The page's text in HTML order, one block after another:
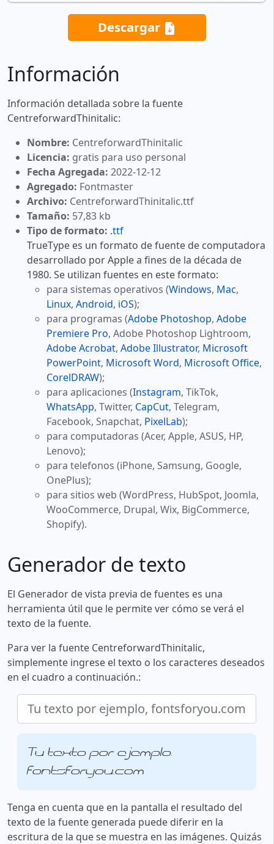
Descargar
Información
Información detallada sobre la fuente
CentreforwardThinitalic:
Nombre: CentreforwardThinitalic
Licencia: gratis para uso personal
Fecha Agregada: 2022-12-12
Agregado: Fontmaster
Archivo: CentreforwardThinitalic.ttf
Tamaño: 57,83 kb
Tipo de formato: .ttf
TrueType es un formato de fuente de computadora
desarrollado por Apple a fines de la década de
1980. Se utilizan fuentes en este formato:
para sistemas operativos (Windows, Mac,
Linux, Android, iOS);
para programas (Adobe Photoshop, Adobe
Premiere Pro, Adobe Photoshop Lightroom,
Adobe Acrobat, Adobe Illustrator, Microsoft
PowerPoint, Microsoft Word, Microsoft Office,
CorelDRAW);
para aplicaciones (Instagram, TikTok,
WhatsApp, Twitter, CapCut, Telegram,
Facebook, Snapchat, PixelLab);
para computadoras (Acer, Apple, ASUS, HP,
Lenovo);
para telefonos (iPhone, Samsung, Google,
OnePlus);
para sitios web (WordPress, HubSpot, Joomla,
WooCommerce, Drupal, Wix, BigCommerce,
Shopify).
Generador de texto
El Generador de vista previa de fuentes es una
herramienta útil que le permite ver cómo se verá el
texto de la fuente.
Para ver la fuente CentreforwardThinitalic,
simplemente ingrese el texto o los caracteres deseados
en el cuadro a continuación.:
Tu texto por ejemplo,
fontsforyou.com
Tenga en cuenta que en la pantalla el resultado del
texto de la fuente generada puede diferir en la
escritura de la que se muestra en las imágenes. Quizás